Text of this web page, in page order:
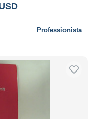
Professionista